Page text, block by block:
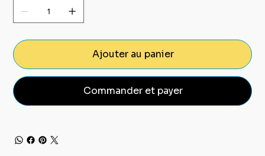
Ajouter au panier
Commander et payer